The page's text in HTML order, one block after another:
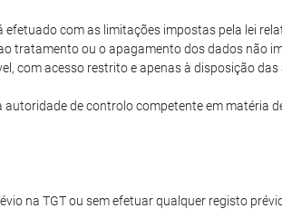
com as limitações impostas pela lei
tratamento ou o apagamento dos dados não
com acesso restrito e apenas à disposição
de controlo competente em matéria
na TGT ou sem efetuar qualquer registo